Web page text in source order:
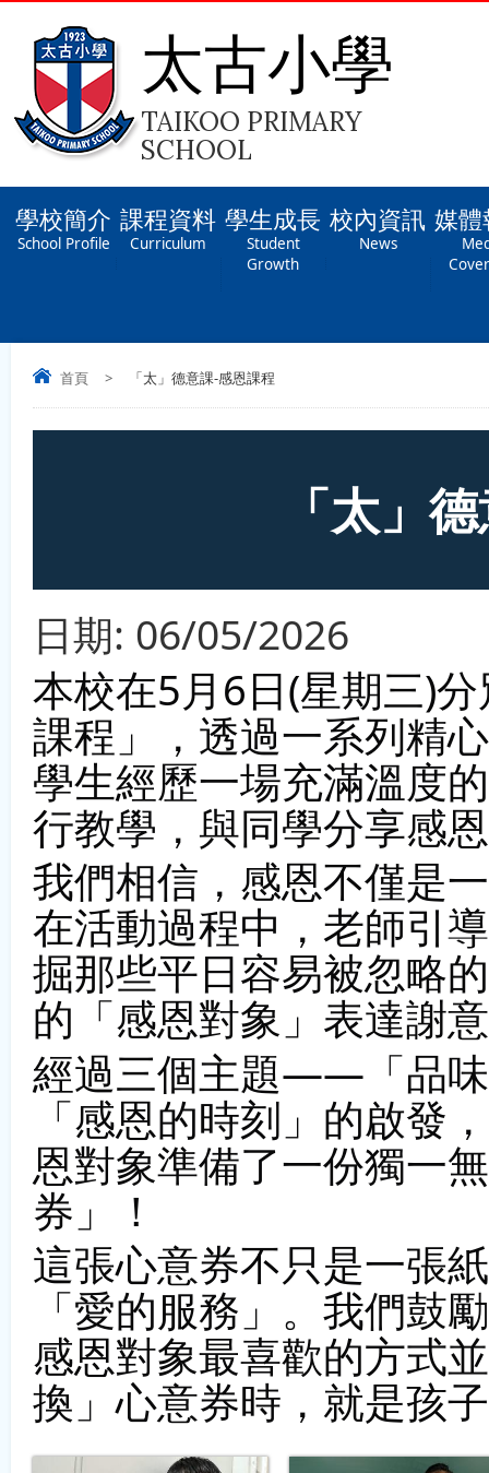
太古小學
TAIKOO PRIMARY
SCHOOL
學校簡介
School Profile
課程資料
Curriculum
學生成長
Student
Growth
校內資訊
News
媒
首頁 > 「太」德意課-感恩課程
「太」
日期: 06/05/2026
本校在5月6日(星期三)
課程」，透過一系列精
學生經歷一場充滿溫度
行教學，與同學分享感
我們相信，感恩不僅是
在活動過程中，老師引
掘那些平日容易被忽略
的「感恩對象」表達謝
經過三個主題——「品
「感恩的時刻」的啟發
恩對象準備了一份獨一
券」！
這張心意券不只是一張
「愛的服務」。我們鼓
感恩對象最喜歡的方式
換」心意券時，就是孩